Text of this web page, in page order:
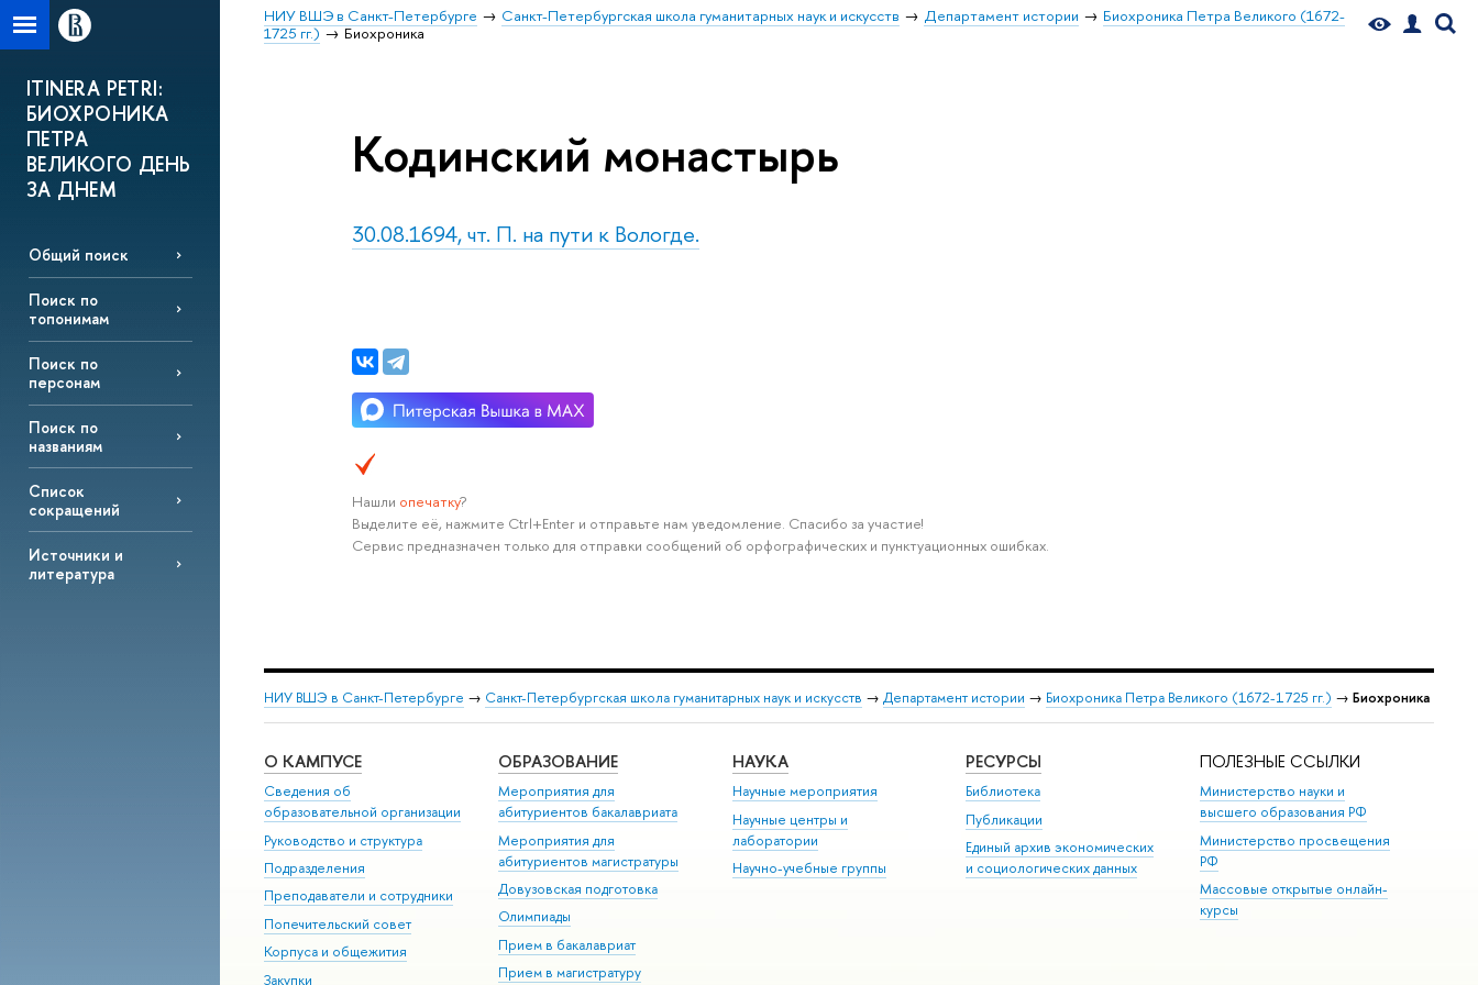
НИУ ВШЭ в Санкт-Петербурге Санкт-Петербургская школа гуманитарных наук и искусств Департамент истории
Биохроника Петра Великого (1672-
1725 гг.)
Биохроника
ITINERA PETRI:
БИОХРОНИКА
ПЕТРА
ВЕЛИКОГО ДЕНЬ
ЗА ДНЕМ
Общий поиск
Поиск по
топонимам
Поиск по
персонам
Поиск по
названиям
Список
сокращений
Источники и
литература
Кодинский монастырь
30.08.1694, чт. П. на пути к Вологде.
Нашли опечатку?
Выделите её, нажмите Ctrl+Enter и отправьте нам уведомление. Спасибо за участие!
Сервис предназначен только для отправки сообщений об орфографических и пунктуационных ошибках.
НИУ ВШЭ в Санкт-Петербурге → Санкт-Петербургская школа гуманитарных наук и искусств → Департамент истории → Биохроника Петра Великого (1672-1725 гг.) → Биохроника
О КАМПУСЕ
Сведения об
образовательной организации
Руководство и структура
Подразделения
Преподаватели и сотрудники
Попечительский совет
Корпуса и общежития
Закупки
ОБРАЗОВАНИЕ
Мероприятия для
абитуриентов бакалавриата
Мероприятия для
абитуриентов магистратуры
Довузовская подготовка
Олимпиады
Прием в бакалавриат
Прием в магистратуру
НАУКА
Научные мероприятия
Научные центры и
лаборатории
Научно-учебные группы
РЕСУРСЫ
Библиотека
Публикации
Единый архив экономических
и социологических данных
ПОЛЕЗНЫЕ ССЫЛКИ
Министерство науки и
высшего образования РФ
Министерство просвещения
РФ
Массовые открытые онлайн-
курсы